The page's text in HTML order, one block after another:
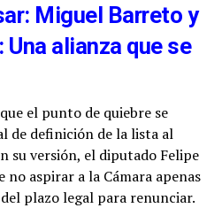
Miguel Barreto y
alianza que se
el punto de quiebre se
de definición de la lista al
su versión, el diputado Felipe
aspirar a la Cámara apenas
plazo legal para renunciar.